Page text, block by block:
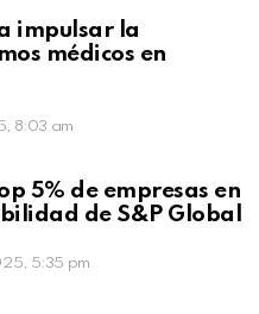
impulsar la
médicos en
8:03 am
5% de empresas en
de S&P Global
5:35 pm